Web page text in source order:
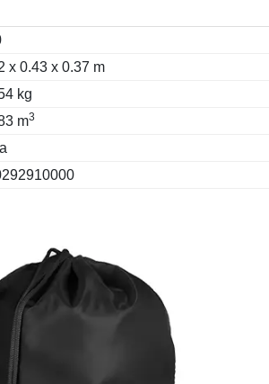
x 0.43 x 0.37 m
kg
m3